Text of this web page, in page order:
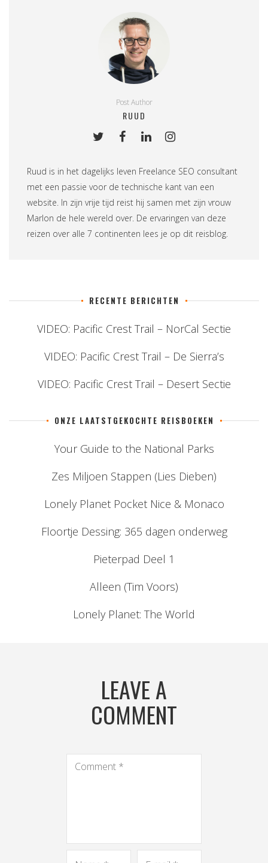
Post Author
RUUD
Ruud is in het dagelijks leven Freelance SEO consultant
met een passie voor de technische kant van een
website. In zijn vrije tijd reist hij samen met zijn vrouw
Marlon de hele wereld over. De ervaringen van deze
reizen over alle 7 continenten lees je op dit reisblog.
RECENTE BERICHTEN
VIDEO: Pacific Crest Trail – NorCal Sectie
VIDEO: Pacific Crest Trail – De Sierra’s
VIDEO: Pacific Crest Trail – Desert Sectie
ONZE LAATSTGEKOCHTE REISBOEKEN
Your Guide to the National Parks
Zes Miljoen Stappen (Lies Dieben)
Lonely Planet Pocket Nice & Monaco
Floortje Dessing: 365 dagen onderweg
Pieterpad Deel 1
Alleen (Tim Voors)
Lonely Planet: The World
LEAVE A
COMMENT